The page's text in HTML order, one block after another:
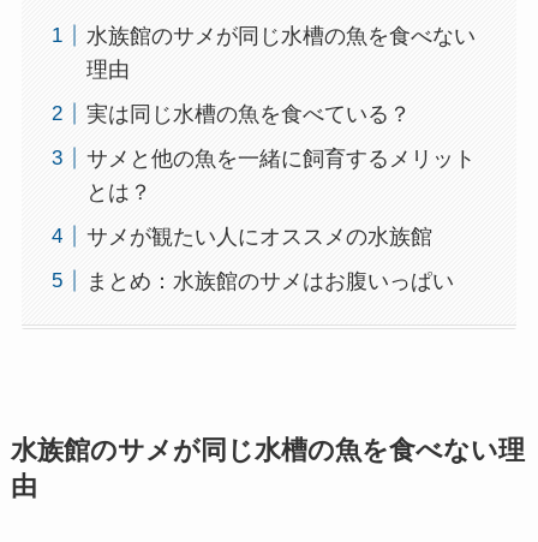
水族館のサメが同じ水槽の魚を食べない
理由
実は同じ水槽の魚を食べている？
サメと他の魚を一緒に飼育するメリット
とは？
サメが観たい人にオススメの水族館
まとめ：水族館のサメはお腹いっぱい
水族館のサメが同じ水槽の魚を食べない理
由